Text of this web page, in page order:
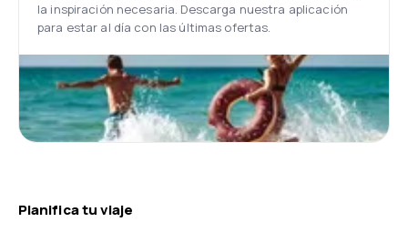
la inspiración necesaria. Descarga nuestra aplicación
para estar al día con las últimas ofertas.
Planifica tu viaje